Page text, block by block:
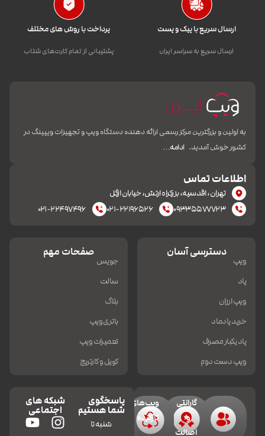
ارسال سریع با پیک و پست
ارسال سریع به سراسر ایران
پرداخت با روش های مختلف
پشتیبانی از تمام کارت‌های شتاب
به اولین و بزرگترین مرکز رسمی ارائه دهنده دستگاه ویپ و تجهیزات ویپینگ در
کشور خوش آمدید. ادامه…
اطلاعات تماس
تهران، اقدسیه، بزرکراه ارتش، خیابان ازگل
۰۹۳۳۵۵۷۷۷۲۳
۰۲۱-۲۲۱۹۶۵۲۶ ۰۲۱-۲۲۴۹۷۴۹۶
دسترسی آسان
ویپ
پاد
ویپ ارزان
خرید پادماد
پاد یکبار مصرف
ویپ دست دوم
صفحات مهم
جویس
سالت
بلاگ
باتری ویپ
تعمیرات ویپ
کویل و کارتریج
گارانتی
و
اصالت
ویپ‌های
کارکرده
پاسخگوی
شما هستیم
شنبه تا
شبکه های
اجتماعی